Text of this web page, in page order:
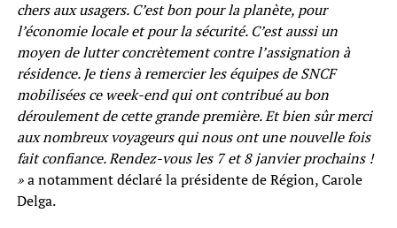
chers aux usagers. C’est bon pour la planète, pour
l’économie locale et pour la sécurité. C’est aussi un
moyen de lutter concrètement contre l’assignation à
résidence. Je tiens à remercier les équipes de SNCF
mobilisées ce week-end qui ont contribué au bon
déroulement de cette grande première. Et bien sûr merci
aux nombreux voyageurs qui nous ont une nouvelle fois
fait confiance. Rendez-vous les 7 et 8 janvier prochains !
»a notamment déclaré la présidente de Région, Carole
Delga.